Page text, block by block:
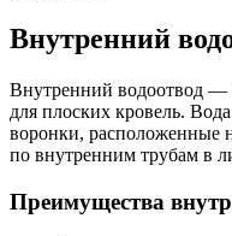
Внутренний
Внутренний водоотвод —
для плоских кровель.
воронки, расположенные
по внутренним трубам в
Преимущества